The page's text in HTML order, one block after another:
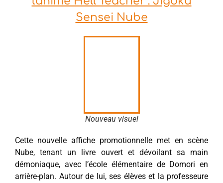
Sensei Nube
Nouveau visuel
Cette nouvelle affiche promotionnelle met en scène
Nube, tenant un livre ouvert et dévoilant sa main
démoniaque, avec l’école élémentaire de Domori en
arrière-plan. Autour de lui, ses élèves et la professeure